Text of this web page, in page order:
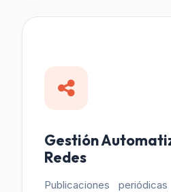
Gestión
Redes
Publicaciones